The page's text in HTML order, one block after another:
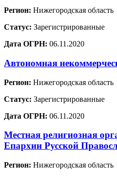
Регион: Нижегородская область
Статус: Зарегистрированные
Дата ОГРН: 06.11.2020
Автономная
Регион: Нижегородская область
Статус: Зарегистрированные
Дата ОГРН: 06.11.2020
Местная религиозная
Епархии Русской
Регион: Нижегородская область